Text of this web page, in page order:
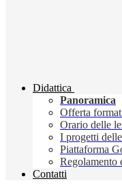
Didattica
Panoramica
Offerta
Orario delle
I progetti
Piattaforma
Regolamento
Contatti